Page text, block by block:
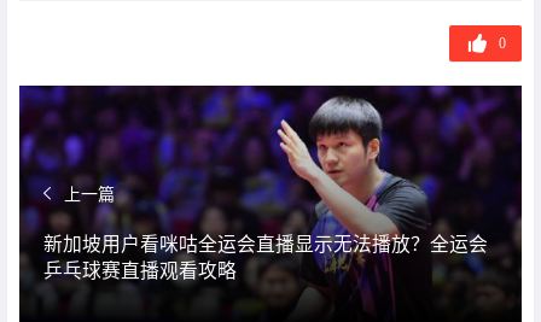
0
上一篇
新加坡用户看咪咕全运会直播显示无法播放？全运会
乒乓球赛直播观看攻略